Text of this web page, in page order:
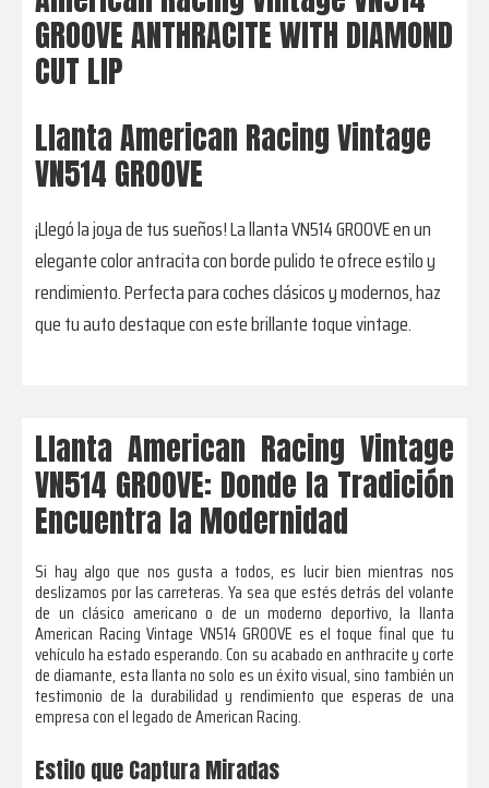
GROOVE ANTHRACITE WITH DIAMOND
CUT LIP
Llanta American Racing Vintage
VN514 GROOVE
¡Llegó la joya de tus sueños! La llanta VN514 GROOVE en un
elegante color antracita con borde pulido te ofrece estilo y
rendimiento. Perfecta para coches clásicos y modernos, haz
que tu auto destaque con este brillante toque vintage.
Llanta American Racing Vintage
VN514 GROOVE: Donde la Tradición
Encuentra la Modernidad
Si hay algo que nos gusta a todos, es lucir bien mientras nos
deslizamos por las carreteras. Ya sea que estés detrás del volante
de un clásico americano o de un moderno deportivo, la llanta
American Racing Vintage VN514 GROOVE es el toque final que tu
vehículo ha estado esperando. Con su acabado en anthracite y corte
de diamante, esta llanta no solo es un éxito visual, sino también un
testimonio de la durabilidad y rendimiento que esperas de una
empresa con el legado de American Racing.
Estilo que Captura Miradas